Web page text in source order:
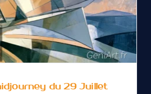
midjourney
2026
du 29 Juillet